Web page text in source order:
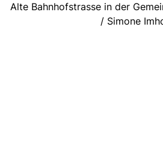
Alte Bahnhofstrasse in der
/ Simone